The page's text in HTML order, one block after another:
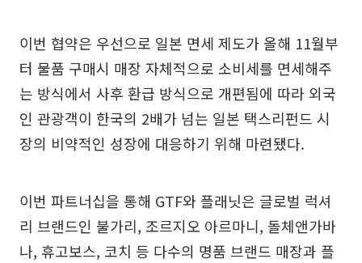
이번 협약은 우선으로 일본 면세 제도가 올해 11월부
터 물품 구매시 매장 자체적으로 소비세를 면세해주
는 방식에서 사후 환급 방식으로 개편됨에 따라 외국
인 관광객이 한국의 2배가 넘는 일본 택스리펀드 시
장의 비약적인 성장에 대응하기 위해 마련됐다.
이번 파트너십을 통해 GTF와 플래닛은 글로벌 럭셔
리 브랜드인 불가리, 조르지오 아르마니, 돌체앤가바
나, 휴고보스, 코치 등 다수의 명품 브랜드 매장과 플